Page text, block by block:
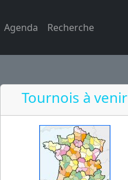
Agenda Recherche
Tournois à venir